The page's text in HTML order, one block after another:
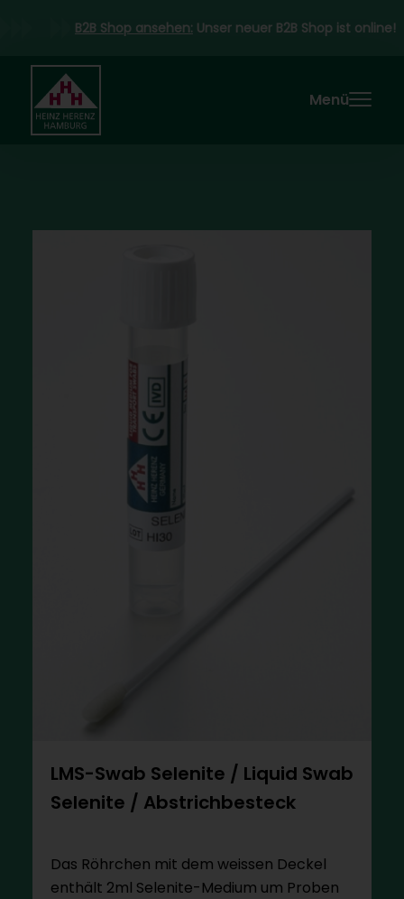
B2B Shop ansehen:Unser neuer B2B Shop ist online!
Menü
LMS-Swab Selenite / Liquid Swab
Selenite / Abstrichbesteck
Das Röhrchen mit dem weissen Deckel
enthält 2ml Selenite-Medium um Proben